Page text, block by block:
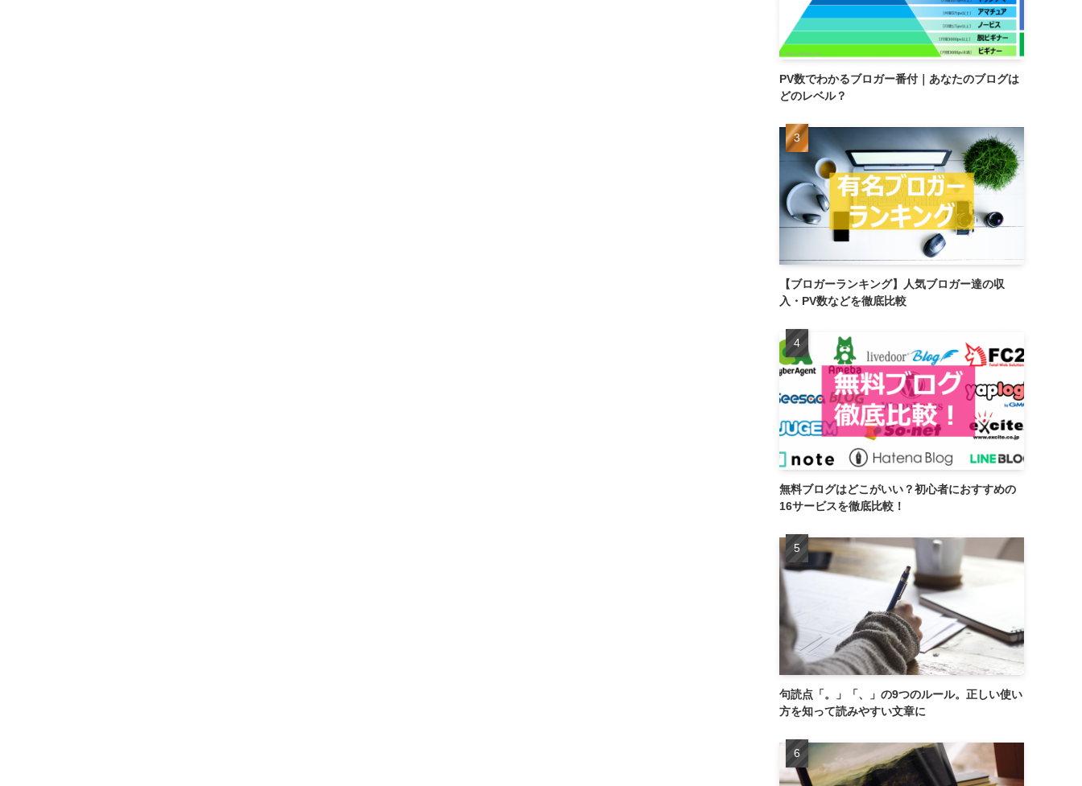
PV数でわかるブロガー番付｜あなたのブログは
どのレベル？
【ブロガーランキング】人気ブロガー達の収
入・PV数などを徹底比較
無料ブログはどこがいい？初心者におすすめの
16サービスを徹底比較！
句読点「。」「、」の9つのルール。正しい使い
方を知って読みやすい文章に